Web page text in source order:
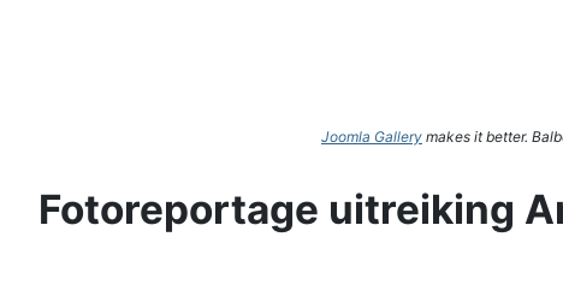
Joomla Gallery makes it better.
Fotoreportage uitreiking